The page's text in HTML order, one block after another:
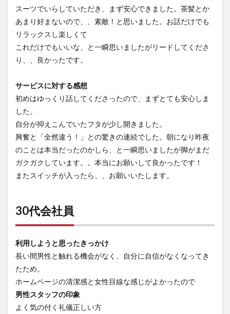
スーツでいらしていただき、まず安心できました。茶髪とか
あまり好まないので、、素敵！と思いました。お話だけでも
リラックスし楽しくて
これだけでもいいな、と一瞬思いましたがリードしてくださ
り、、良かったです。
サービスに対する感想
初めはゆっくり話してくださったので、まずとても安心しま
した。
自分が抑えこんでいたフタが少し開きました。
興奮と「全然違う！」との驚きの連続でした。朝になり昨夜
のことは本当だったのかしら、と一瞬思いましたが脚がまだ
ガクガクしています。。本当にお願いして良かったです！
またスイッチが入ったら、、お願いいたします。
30代会社員
利用しようと思ったきっかけ
長い間男性と触れる機会がなく、自分に自信がなくなってき
たため。
ホームページの清潔感と女性目線な感じがよかったので
男性スタッフの印象
よく気の付く礼儀正しい方